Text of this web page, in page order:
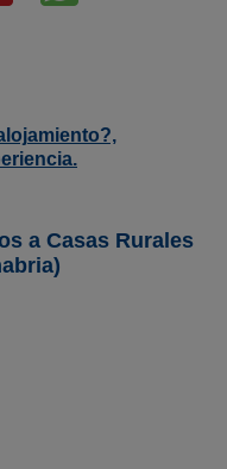
a Casas Rurales